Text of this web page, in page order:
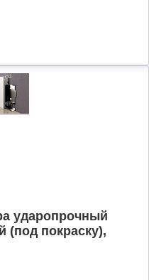
ударопрочный
(под покраску),